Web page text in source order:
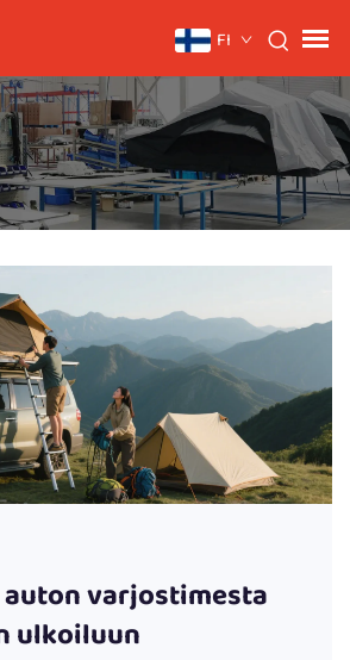
FI
varjostimesta
ulkoiluun